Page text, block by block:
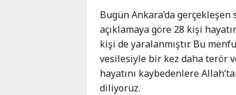
Güney
Osetya
İnguşetya
Kabardey-
Balkar
Bugün Ankara’da gerçekleşen
açıklamaya göre 28 kişi
kişi de yaralanmıştır. Bu
vesilesiyle bir kez daha terör
hayatını kaybedenlere
diliyoruz.